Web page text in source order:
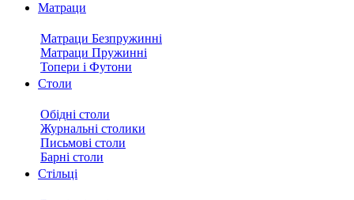
Матраци
Матраци Безпружинні
Матраци Пружинні
Топери і Футони
Столи
Обідні столи
Журнальні столики
Письмові столи
Барні столи
Стільці